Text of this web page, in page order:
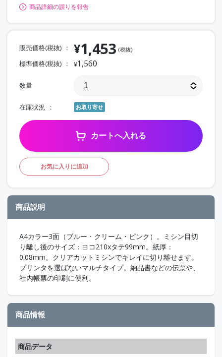
商品詳細の誤りを報告
販売価格(税抜) ¥1,453 (税抜)
標準価格(税抜) ¥1,560
数量
在庫状況 お取り寄せ
カートへ入れる
お気に入りに追加
商品説明
A4カラー3面（ブルー・クリーム・ピンク）。ミシン目切
り離し後のサイズ：ヨコ210xタテ99mm。紙厚：
0.08mm。クリアカットミシンでキレイに切り離せます。
プリンタを選ばないマルチタイプ。納品書などの伝票や、
社内帳票の印刷に便利。
商品情報
商品データ